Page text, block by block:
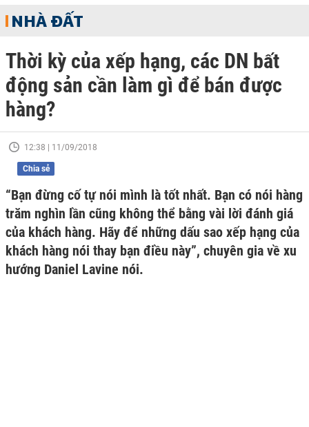
NHÀ ĐẤT
Thời kỳ của xếp hạng, các DN bất
động sản cần làm gì để bán được
hàng?
12:38 | 11/09/2018
Chia sẻ
“Bạn đừng cố tự nói mình là tốt nhất. Bạn có nói hàng
trăm nghìn lần cũng không thể bằng vài lời đánh giá
của khách hàng. Hãy để những dấu sao xếp hạng của
khách hàng nói thay bạn điều này”, chuyên gia về xu
hướng Daniel Lavine nói.